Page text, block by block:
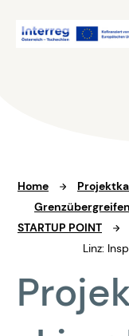
Home
STARTUP POINT
Linz: